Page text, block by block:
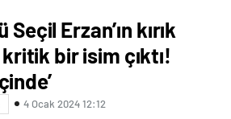
Erzan’ın kırık
bir isim çıktı!
4 Ocak 2024 12:12